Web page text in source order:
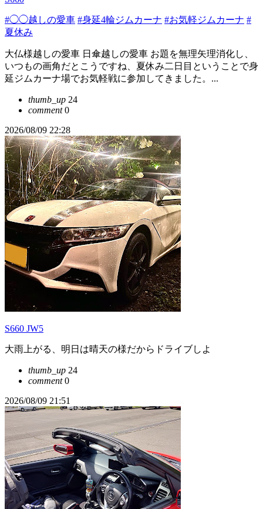
#◯◯越しの愛車 #身延4輪ジムカーナ #お気軽ジムカーナ #
夏休み
大仏様越しの愛車 日傘越しの愛車 お題を無理矢理消化し、
いつもの画角だとこうですね、夏休み二日目ということで身
延ジムカーナ場でお気軽戦に参加してきました。...
thumb_up 24
comment0
2026/08/09 22:28
S660 JW5
大雨上がる、明日は晴天の様だからドライブしよ
thumb_up 24
comment0
2026/08/09 21:51